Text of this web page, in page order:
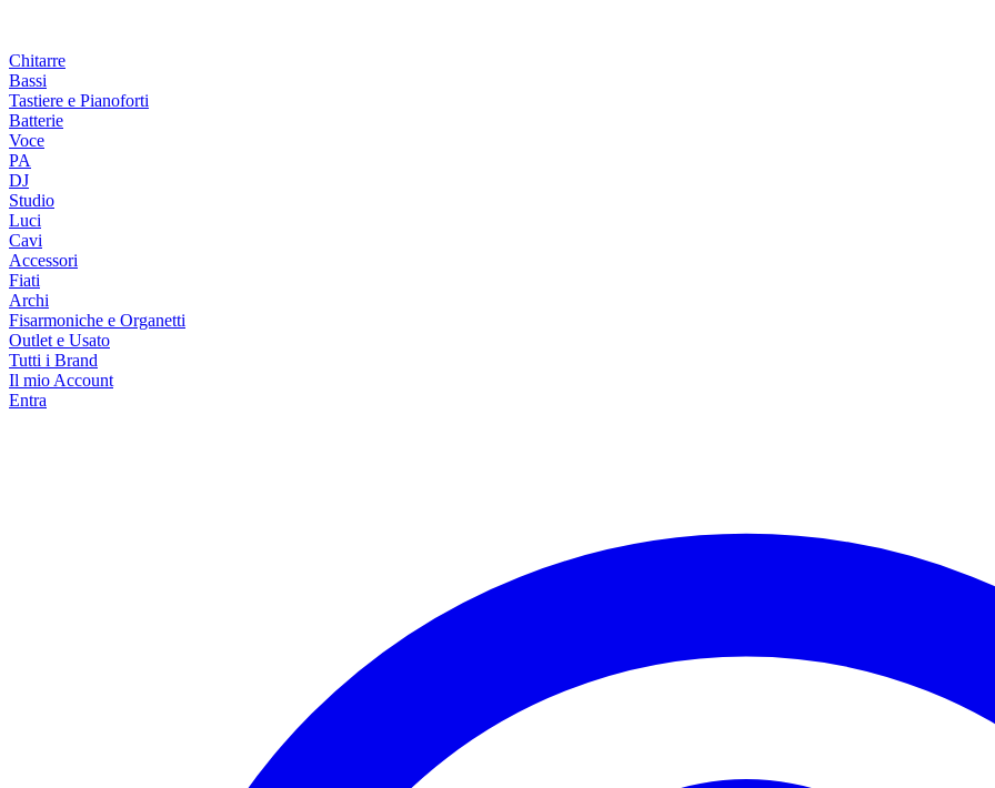
Chitarre
Bassi
Tastiere e Pianoforti
Batterie
Voce
PA
DJ
Studio
Luci
Cavi
Accessori
Fiati
Archi
Fisarmoniche e Organetti
Outlet e Usato
Tutti i Brand
Il mio Account
Entra